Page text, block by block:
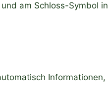
am Schloss-Symbol in
Informationen,